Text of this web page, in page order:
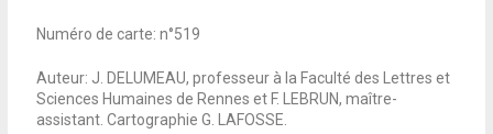
Numéro de carte: n°519
Auteur: J. DELUMEAU, professeur à la Faculté des Lettres et
Sciences Humaines de Rennes et F. LEBRUN, maître-
assistant. Cartographie G. LAFOSSE.